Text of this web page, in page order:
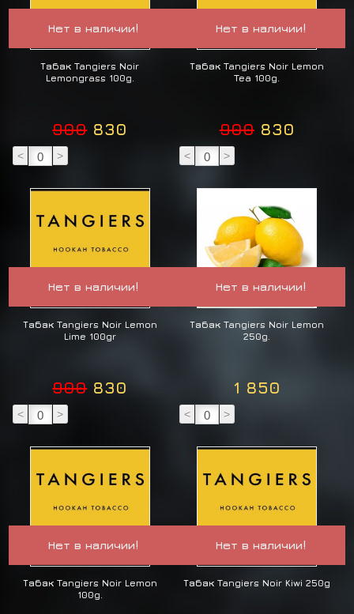
Нет в наличии!
Табак Tangiers Noir
Lemongrass 100g.
900 830
< >
Нет в наличии!
Табак Tangiers Noir Lemon
Tea 100g.
900 830
< >
Нет в наличии!
Табак Tangiers Noir Lemon
Lime 100gr
900 830
< >
Нет в наличии!
Табак Tangiers Noir Lemon
250g.
1 850
< >
Нет в наличии!
Табак Tangiers Noir Lemon
100g.
Нет в наличии!
Табак Tangiers Noir Kiwi 250g